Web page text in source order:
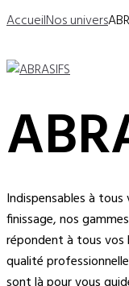
AccueilNos univers
Indispensables à
finissage, nos
répondent à tous vos
qualité